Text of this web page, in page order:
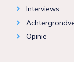
Interviews
Opinie